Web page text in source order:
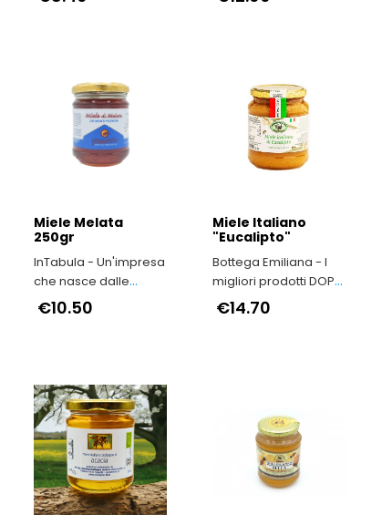
Miele Melata
250gr
InTabula - Un'impresa
che nasce dalle
viscere dell’Irpinia
€10.50
Miele Italiano
"Eucalipto"
Bottega Emiliana - I
migliori prodotti DOP
e IGP dell'Emilia-
€14.70